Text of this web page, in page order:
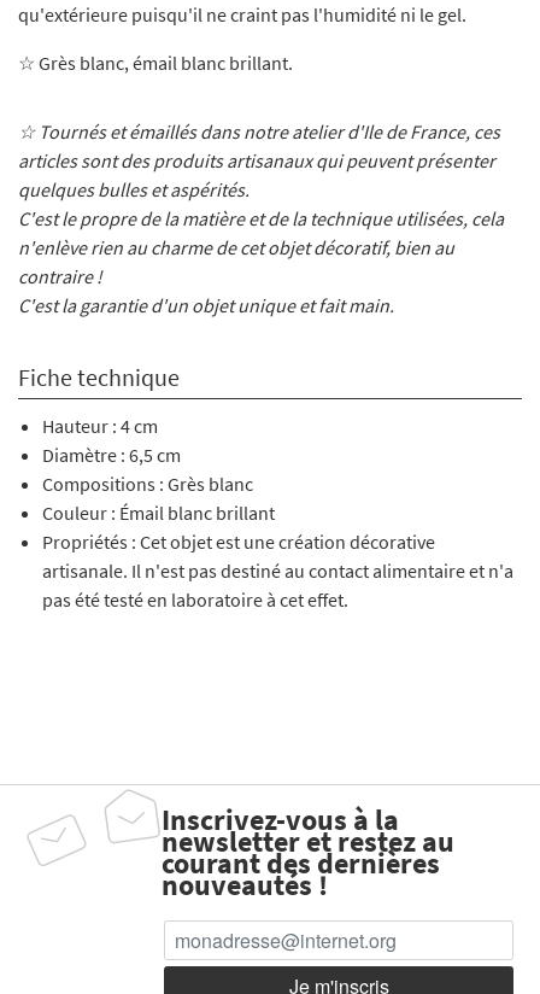
qu'extérieure puisqu'il ne craint pas l'humidité ni le gel.
☆ Grès blanc, émail blanc brillant.
☆ Tournés et émaillés dans notre atelier d'Ile de France, ces
articles sont des produits artisanaux qui peuvent présenter
quelques bulles et aspérités.
C'est le propre de la matière et de la technique utilisées, cela
n'enlève rien au charme de cet objet décoratif, bien au
contraire !
C'est la garantie d'un objet unique et fait main.
Fiche technique
Hauteur : 4 cm
Diamètre : 6,5 cm
Compositions : Grès blanc
Couleur : Émail blanc brillant
Propriétés : Cet objet est une création décorative
artisanale. Il n'est pas destiné au contact alimentaire et n'a
pas été testé en laboratoire à cet effet.
Inscrivez-vous à la
newsletter et restez au
courant des dernières
nouveautés !